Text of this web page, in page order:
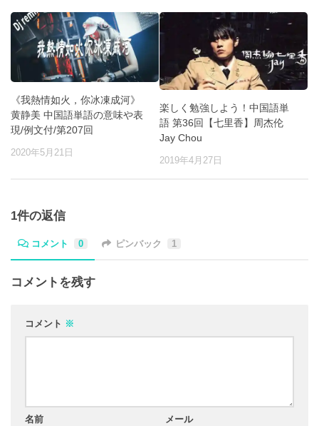
《我熱情如火，你冰凍成河》
黄静美 中国語単語の意味や表
現/例文付/第207回
2020年5月21日
楽しく勉強しよう！中国語単
語 第36回【七里香】周杰伦
Jay Chou
2019年4月27日
1件の返信
コメント 0 ピンバック 1
コメントを残す
コメント ※
名前 メール